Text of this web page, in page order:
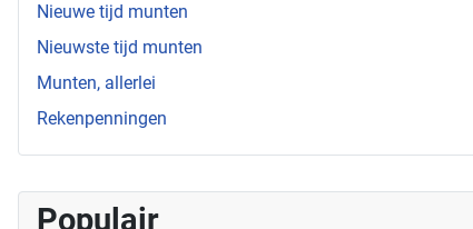
Populair
Nieuwe tijd munten
Nieuwste tijd munten
Munten, allerlei
Rekenpenningen